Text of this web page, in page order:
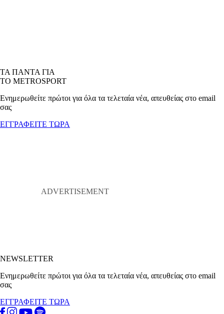
ΤΑ ΠΑΝΤΑ ΓΙΑ
ΤΟ METROSPORT
Ενημερωθείτε πρώτοι για όλα τα τελεταία νέα, απευθείας στο email
σας
ΕΓΓΡΑΦΕΙΤΕ ΤΩΡΑ
NEWSLETTER
Ενημερωθείτε πρώτοι για όλα τα τελεταία νέα, απευθείας στο email
σας
ΕΓΓΡΑΦΕΙΤΕ ΤΩΡΑ